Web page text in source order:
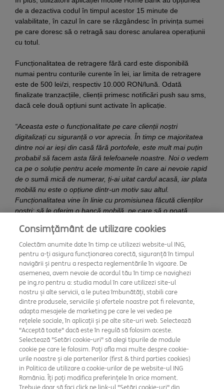
de a dezactiva codul în timpul acestor 15 minute de
valabilitate, în cazul în care se răzgândesc în privința sumei
pe care doresc să o retragă sau doresc anularea operațiunii
cu totul.
Funcționalitatea de retragere fără card este disponibilă
numai pentru conturile curente în lei, iar limita de retragere
este de 500 lei/zi, respectiv 10.000 RON/lună. Odată
finalizate tranzacțiile, clienții primesc notificări push sau sms,
dacă cele două opțiuni sunt activate în aplicație.
“Aceasta este o funcționalitate pe care clienții noștri
digitalizați cu siguranță o vor aprecia. În timp ce majoritatea
dintre noi ar ieși din casă fără portofele, este mult mai puțin
probabil să facem asta fără telefoanele noastre. Noi o vedem
ca pe o soluție pentru acele momente în care ai nevoie rapid
de o sumă mică de numerar, ți-ai uitat cardul acasă, iar plata
mobilă nu este o opțiune dintr-un motiv sau altul.
Funcționalitatea vine în linie cu promisiunea făcută clienților
noștri: să le oferim o bancă mobilă, pe care să o poată
care și-au deschis conturile 100% digital, aceasta este
opțiunea perfectă până când cardurile lor fizice vor ajunge
acasă. Conturile lor sunt active în această perioadă și au
acces la banii lor prin plăți mobile sau, acum, prin retrageri
fără card, astfel încât să poată continua să facă ceea ce le
aduce bucurie”, a declaratJavier Montes Pita, Head of
Retail ING Bank Romania.
În ceea ce privește operațiunile cu numerar fără card, ING
oferă acum un serviciu complet.Pentru cei care doresc să
depună numerar fără a-și folosi cardurile, ING a lansat în
2018 un serviciu destinat atât clienților, cât și non-clienților.
Acest serviciu se bazează pe același principiu, însă codul
este generat de consultanții ING Office, iar valabilitatea
acestuia se încheie la sfârșitul zilei în care a fost emis (23:59
Consimțământ de utilizare cookies
Colectăm anumite date în timp ce utilizezi website-ul ING,
pentru a-ți asigura funcționarea corectă, siguranță în timpul
navigării și pentru a respecta reglementările în vigoare. De
asemenea, avem nevoie de acordul tău în timp ce navighezi
pe ing.ro pentru a: studia modul în care utilizezi site-ul
nostru și alte servicii, a le putea îmbunătăți, stabili care
dintre produsele, serviciile și ofertele noastre pot fi relevante,
adapta mesajele de marketing pe care le vei vedea pe
rețelele sociale, în aplicații și pe alte site-uri web. Selectează
"Acceptă toate" dacă este în regulă să folosim aceste.
Selectează "Setări cookie-uri" să alegi tipurile de module
cookie pe care le folosim. Poți afla mai multe despre cookie-
urile noastre și ale partenerilor (first & third parties cookies)
in Politica de utilizare a cookie-urilor de pe website-ul ING
România. Îți poți modifica preferințele în orice moment.
Trebuie doar să faci click pe link-ul "Setări cookie-uri" din